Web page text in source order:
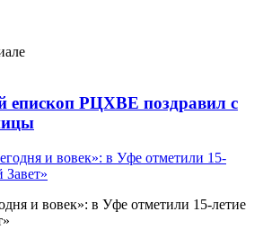
епископ РЦХВЕ поздравил с
и вовек»: в Уфе отметили 15-летие